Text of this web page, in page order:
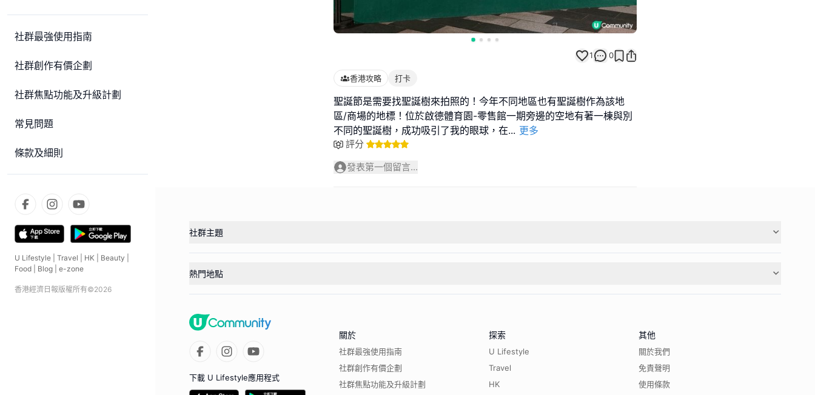
社群最強使用指南
社群創作有價企劃
社群焦點功能及升級計劃
常見問題
條款及細則
U Lifestyle Travel HK Beauty
Food
Blog e-zone
香港經濟日報版權所有©2026
1 0
香港攻略 打卡
聖誕節是需要找聖誕樹來拍照的！今年不同地區也有聖誕樹作為該地
區/商場的地標！位於啟德體育園-零售館一期旁邊的空地有著一棟與別
不同的聖誕樹，成功吸引了我的眼球，在... 更多
評分
發表第一個留言...
社群主題
熱門地點
下載 U Lifestyle應用程式
關於
社群最強使用指南
社群創作有價企劃
社群焦點功能及升級計劃
探索
U Lifestyle
Travel
HK
其他
關於我們
免責聲明
使用條款